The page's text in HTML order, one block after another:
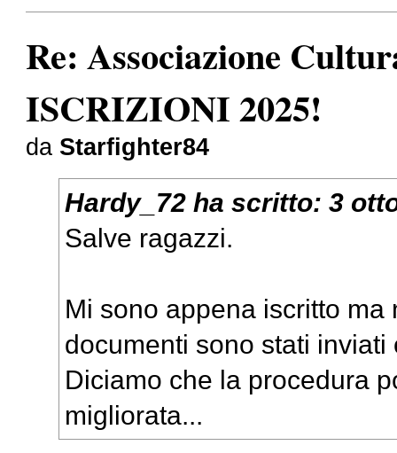
Re: Associazione
ISCRIZIONI 2025!
da Starfighter84
Hardy_72 ha scritto:3
Salve ragazzi.
Mi sono appena iscritto ma
documenti sono stati inviati
Diciamo che la procedura
migliorata...